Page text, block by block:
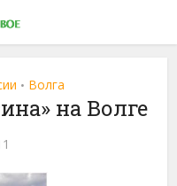
• Волга
на Волге